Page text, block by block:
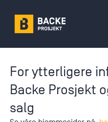
For ytterligere
Backe Prosjekt
salg